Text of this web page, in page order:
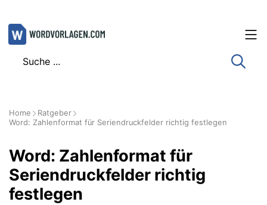
Zum
Inhalt
Home
Ratgeber
Word: Zahlenformat für Seriendruckfelder richtig festlegen
Word: Zahlenformat für
Seriendruckfelder richtig
festlegen